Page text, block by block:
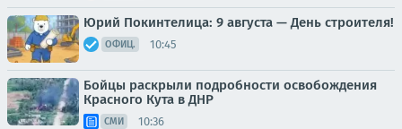
Юрий Покинтелица: 9 августа — День строителя!
ОФИЦ. 10:45
Бойцы раскрыли подробности освобождения
Красного Кута в ДНР
СМИ 10:36